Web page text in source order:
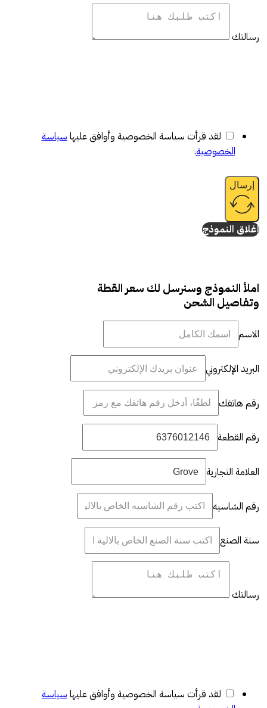
رسالتك
لقد قرأت سياسة الخصوصية وأوافق عليها سياسة
الخصوصية.
إرسال
إغلاق النموذج
املأ النموذج وسنرسل لك سعر القطة
وتفاصيل الشحن
الاسم
البريد الإلكتروني
رقم هاتفك
رقم القطعة
العلامة التجارية
رقم الشاسيه
سنة الصنع
رسالتك
لقد قرأت سياسة الخصوصية وأوافق عليها سياسة